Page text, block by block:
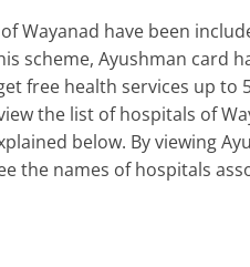
Wayanad have been
scheme, Ayushman card
free health services up to
the list of hospitals of
below. By viewing
the names of hospitals